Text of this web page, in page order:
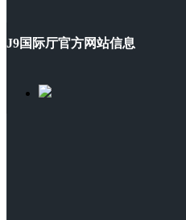
J9国际厅官方网站信息